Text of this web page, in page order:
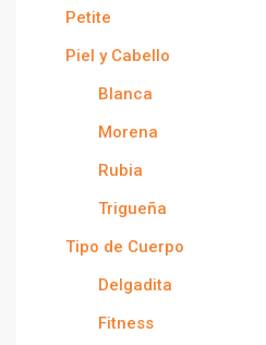
Petite
Piel y Cabello
Blanca
Morena
Rubia
Trigueña
Tipo de Cuerpo
Delgadita
Fitness